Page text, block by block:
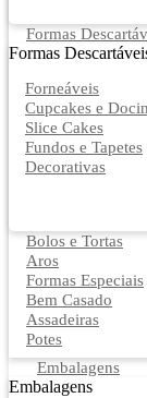
Formas
Formas
Forneáveis
Cupcakes e
Slice Cakes
Fundos e Tapetes
Decorativas
Bolos e Tortas
Aros
Formas Especiais
Bem Casado
Assadeiras
Potes
Embalagens
Embalagens